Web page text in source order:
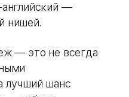
английский —
нишей.
— это не всегда
лучший шанс